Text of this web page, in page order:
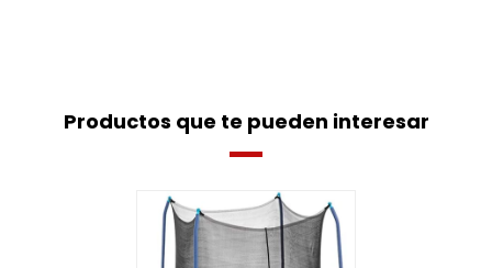
Productos que te pueden interesar